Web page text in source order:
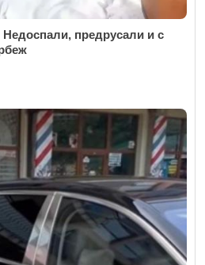
предрусали и с